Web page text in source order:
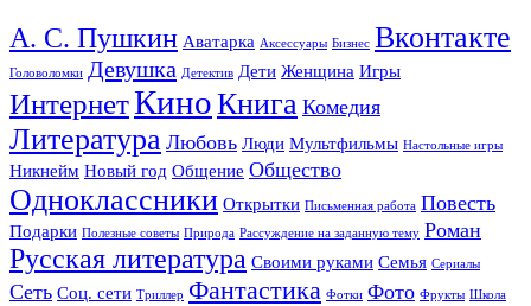
А. С. Пушкин Аватарка Аксессуары Бизнес Вконтакте
Головоломки Девушка Детектив Дети Женщина Игры
ИнтернетКиноКнига Комедия
Литература Любовь Люди Мультфильмы Настольные игры
Никнейм Новый год Общение Общество
Одноклассники Открытки Письменная работа Повесть
Подарки Полезные советы Природа Рассуждение на заданную тему Роман
Русская литература Своими руками Семья Сериалы
Сеть Соц. сети Триллер Фантастика Фотки Фото Фрукты Школа